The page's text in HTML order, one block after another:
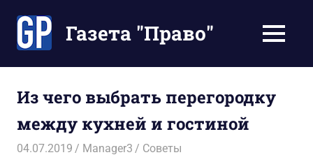
содержимомуГазета "Право"
Ваше
время
МЕНЮ
Из чего выбрать перегородку
между кухней и гостиной
04.07.2019 Manager3 Советы